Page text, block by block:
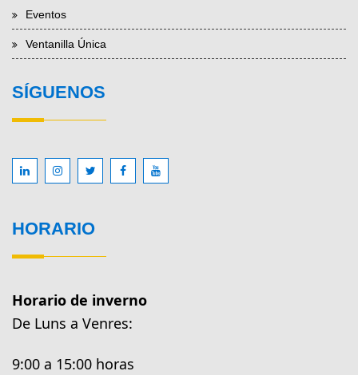
Eventos
Ventanilla Única
SÍGUENOS
HORARIO
Horario de inverno
De Luns a Venres:
9:00 a 15:00 horas